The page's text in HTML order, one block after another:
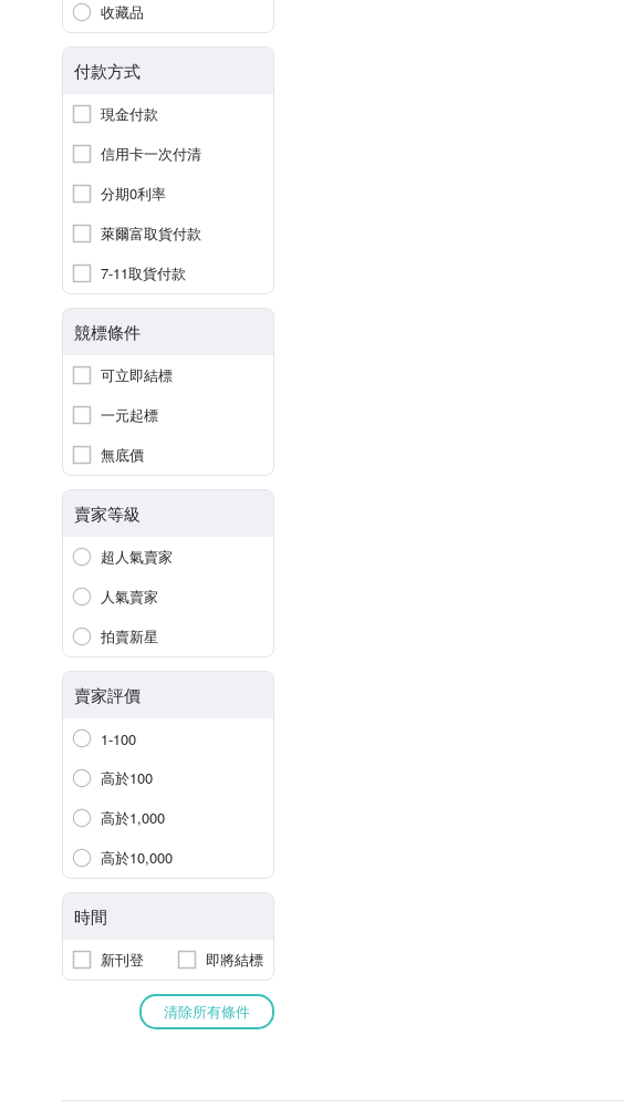
收藏品
付款方式
現金付款
信用卡一次付清
分期0利率
萊爾富取貨付款
7-11取貨付款
競標條件
可立即結標
一元起標
無底價
賣家等級
超人氣賣家
人氣賣家
拍賣新星
賣家評價
1-100
高於100
高於1,000
高於10,000
時間
新刊登 即將結標
清除所有條件